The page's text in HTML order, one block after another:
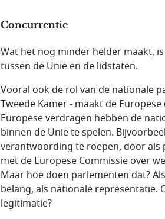
Concurrentie
Wat het nog minder helder maakt,
tussen de Unie en de lidstaten.
Vooral ook de rol van de nationale
Tweede Kamer - maakt de
Europese verdragen hebben de
binnen de Unie te spelen.
verantwoording te roepen, door
met de Europese Commissie over
Maar hoe doen parlementen dat?
belang, als nationale representatie.
legitimatie?